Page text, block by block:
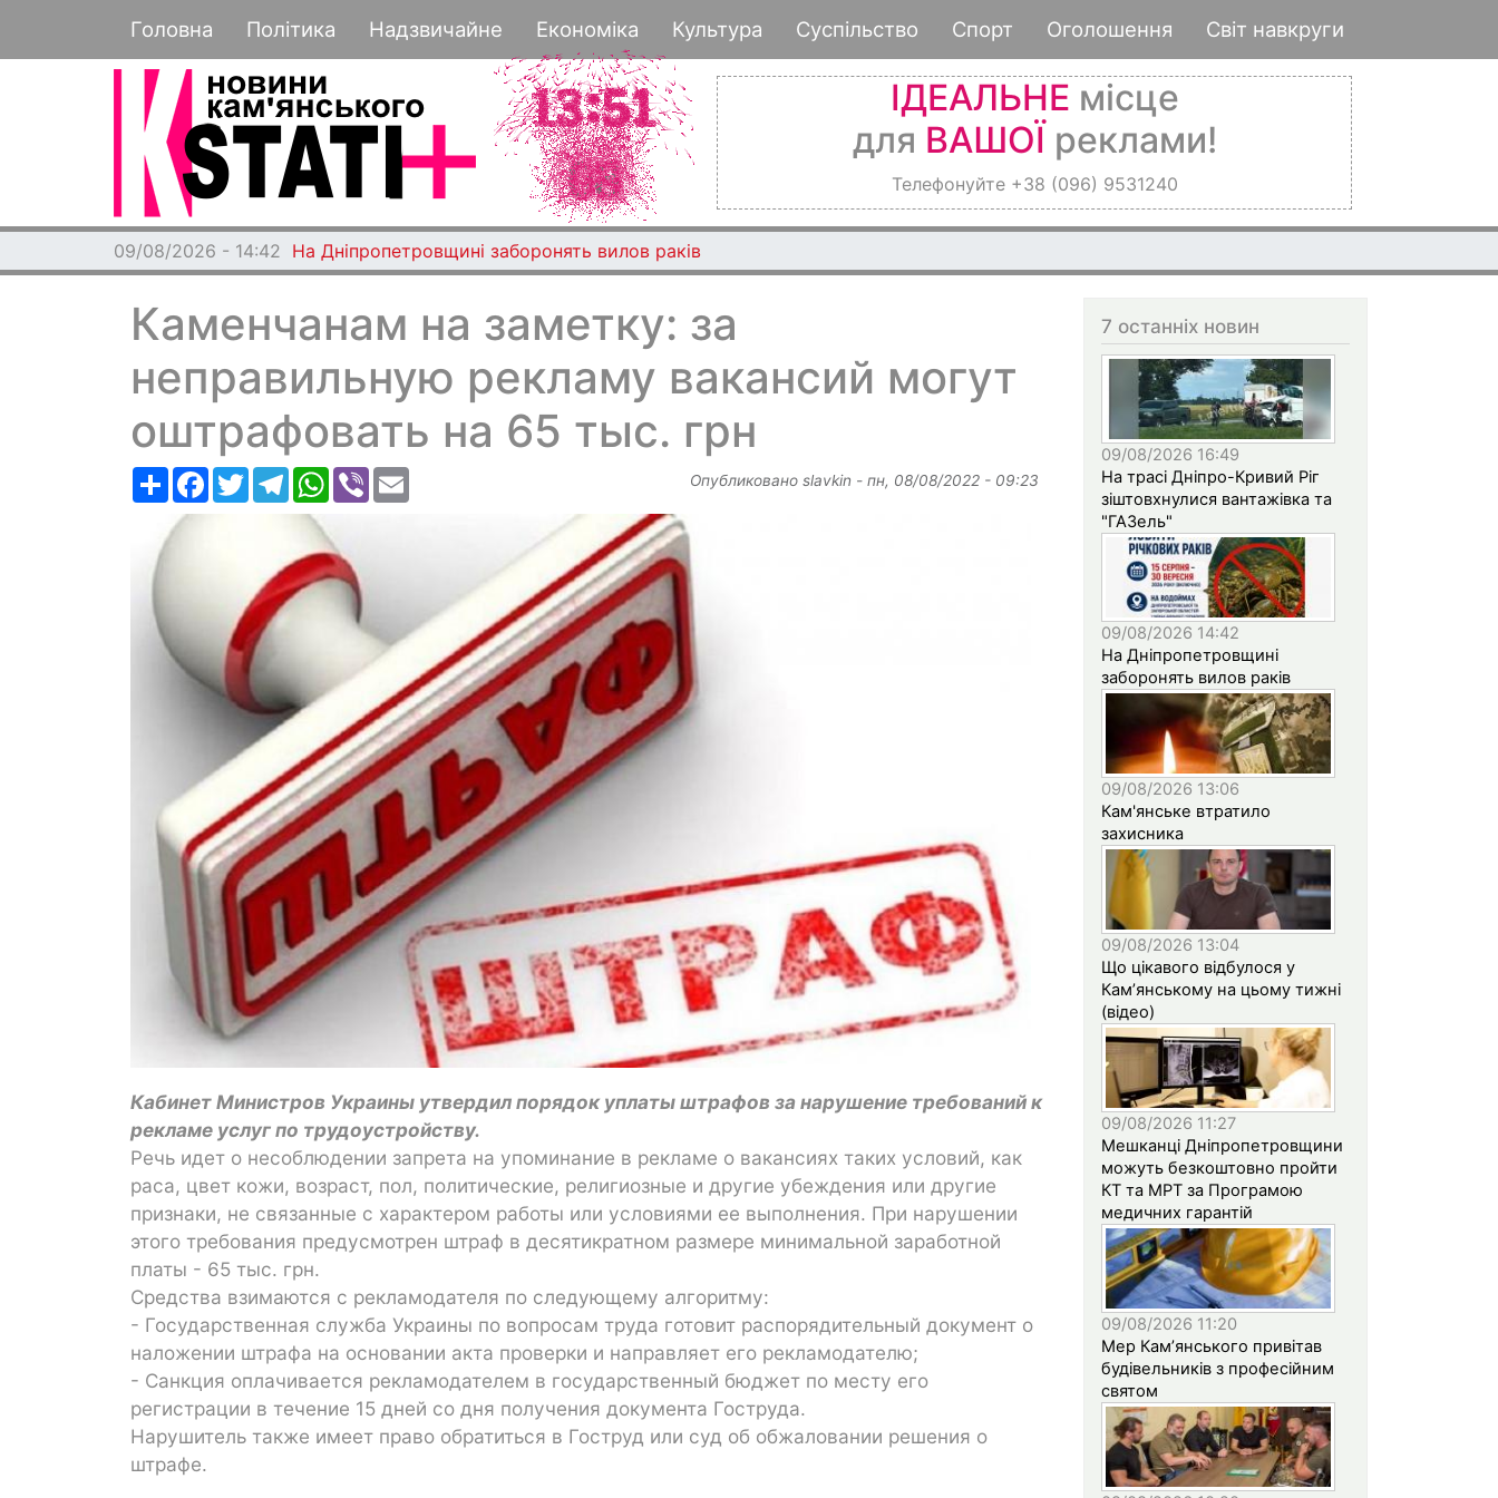
к
основному
Основная навигация
Головна Політика Надзвичайне Економіка Культура Суспільство Спорт Оголошення Світ навкруги
ІДЕАЛЬНЕ місце
для ВАШОЇ реклами!
Телефонуйте +38 (096) 9531240
09/08/2026 - 14:42 На Дніпропетровщині заборонять вилов раків
Каменчанам на заметку: за
неправильную рекламу вакансий могут
оштрафовать на 65 тыс. грн
РесурсFacebook
TwitterTelegramWhatsApp
Viber Опубликовано slavkin - пн, 08/08/2022 - 09:23
Кабинет Министров Украины утвердил порядок уплаты штрафов за нарушение требований к
рекламе услуг по трудоустройству.
Речь идет о несоблюдении запрета на упоминание в рекламе о вакансиях таких условий, как
раса, цвет кожи, возраст, пол, политические, религиозные и другие убеждения или другие
признаки, не связанные с характером работы или условиями ее выполнения. При нарушении
этого требования предусмотрен штраф в десятикратном размере минимальной заработной
платы - 65 тыс. грн.
Средства взимаются с рекламодателя по следующему алгоритму:
- Государственная служба Украины по вопросам труда готовит распорядительный документ о
наложении штрафа на основании акта проверки и направляет его рекламодателю;
- Санкция оплачивается рекламодателем в государственный бюджет по месту его
регистрации в течение 15 дней со дня получения документа Гоструда.
Нарушитель также имеет право обратиться в Гоструд или суд об обжаловании решения о
штрафе.
7 останніх новин
09/08/2026 16:49
На трасі Дніпро-Кривий Ріг
зіштовхнулися вантажівка та
"ГАЗель"
09/08/2026 14:42
На Дніпропетровщині
заборонять вилов раків
09/08/2026 13:06
Кам'янське втратило
захисника
09/08/2026 13:04
Що цікавого відбулося у
Кам’янському на цьому тижні
(відео)
09/08/2026 11:27
Мешканці Дніпропетровщини
можуть безкоштовно пройти
КТ та МРТ за Програмою
медичних гарантій
09/08/2026 11:20
Мер Кам’янського привітав
будівельників з професійним
святом